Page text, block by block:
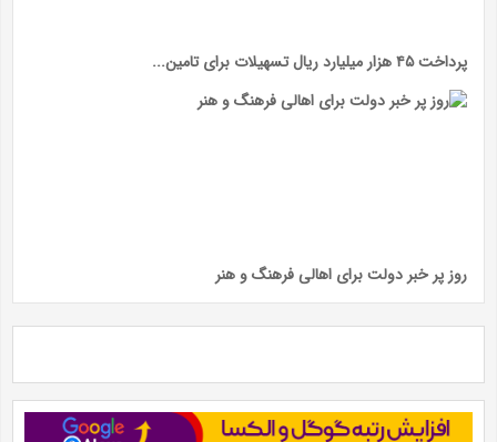
پرداخت ۴۵ هزار میلیارد ریال تسهیلات برای تامین...
روز پر خبر دولت برای اهالی فرهنگ و هنر